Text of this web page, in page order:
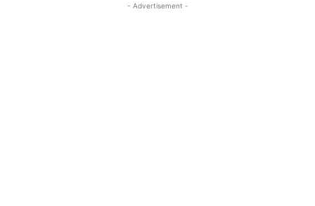
- Advertisement -